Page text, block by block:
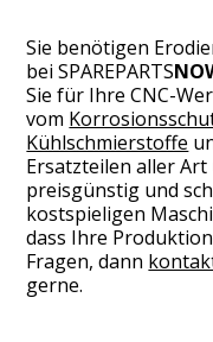
Sie benötigen
beiSPAREPARTS
Sie für Ihre CNC-
vom
Kühlschmierstoffe
Ersatzteilen aller
preisgünstig und
kostspieligen
dass Ihre
Fragen, dann
gerne.